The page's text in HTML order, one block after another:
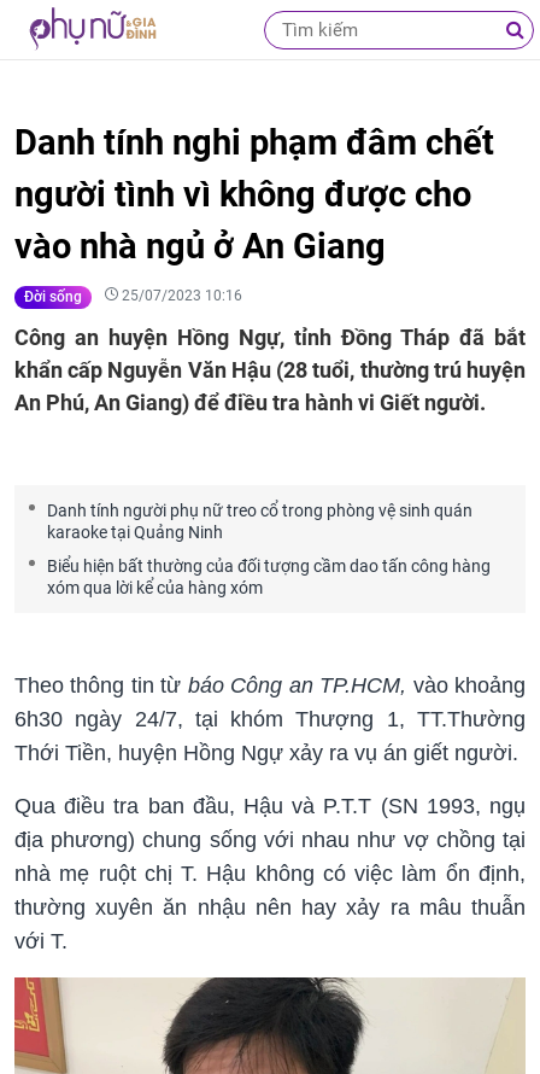
Danh tính nghi phạm đâm chết
người tình vì không được cho
vào nhà ngủ ở An Giang
Đời sống 25/07/2023 10:16
Công an huyện Hồng Ngự, tỉnh Đồng Tháp đã bắt
khẩn cấp Nguyễn Văn Hậu (28 tuổi, thường trú huyện
An Phú, An Giang) để điều tra hành vi Giết người.
Danh tính người phụ nữ treo cổ trong phòng vệ sinh quán
karaoke tại Quảng Ninh
Biểu hiện bất thường của đối tượng cầm dao tấn công hàng
xóm qua lời kể của hàng xóm
Theo thông tin từ báo Công an TP.HCM, vào khoảng
6h30 ngày 24/7, tại khóm Thượng 1, TT.Thường
Thới Tiền, huyện Hồng Ngự xảy ra vụ án giết người.
Qua điều tra ban đầu, Hậu và P.T.T (SN 1993, ngụ
địa phương) chung sống với nhau như vợ chồng tại
nhà mẹ ruột chị T. Hậu không có việc làm ổn định,
thường xuyên ăn nhậu nên hay xảy ra mâu thuẫn
với T.